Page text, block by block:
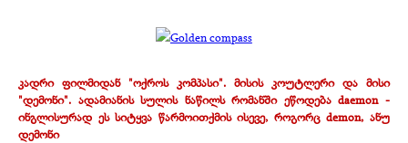
კადრი ფილმიდან "ოქროს კომპასი". მისის კოუტლერი და მისი
"დემონი". ადამიანის სულის ნაწილს რომანში ეწოდება daemon -
ინგლისურად ეს სიტყვა წარმოითქმის ისევე, როგორც demon, ანუ
დემონი